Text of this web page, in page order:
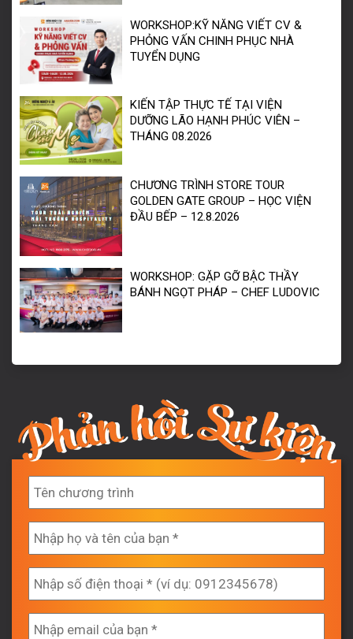
WORKSHOP:KỸ NĂNG VIẾT CV &
PHỎNG VẤN CHINH PHỤC NHÀ
TUYỂN DỤNG
KIẾN TẬP THỰC TẾ TẠI VIỆN
DƯỠNG LÃO HẠNH PHÚC VIÊN –
THÁNG 08.2026
CHƯƠNG TRÌNH STORE TOUR
GOLDEN GATE GROUP – HỌC VIỆN
ĐẦU BẾP – 12.8.2026
WORKSHOP: GẶP GỠ BẬC THẦY
BÁNH NGỌT PHÁP – CHEF LUDOVIC